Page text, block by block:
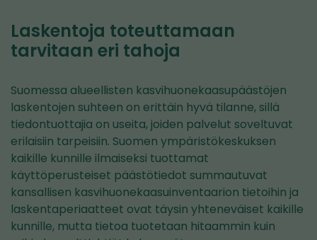
Laskentoja toteuttamaan
tarvitaan eri tahoja
Suomessa alueellisten kasvihuonekaasupäästöjen
laskentojen suhteen on erittäin hyvä tilanne, sillä
tiedontuottajia on useita, joiden palvelut soveltuvat
erilaisiin tarpeisiin. Suomen ympäristökeskuksen
kaikille kunnille ilmaiseksi tuottamat
käyttöperusteiset päästötiedot summautuvat
kansallisen kasvihuonekaasuinventaarion tietoihin ja
laskentaperiaatteet ovat täysin yhteneväiset kaikille
kunnille, mutta tietoa tuotetaan hitaammin kuin